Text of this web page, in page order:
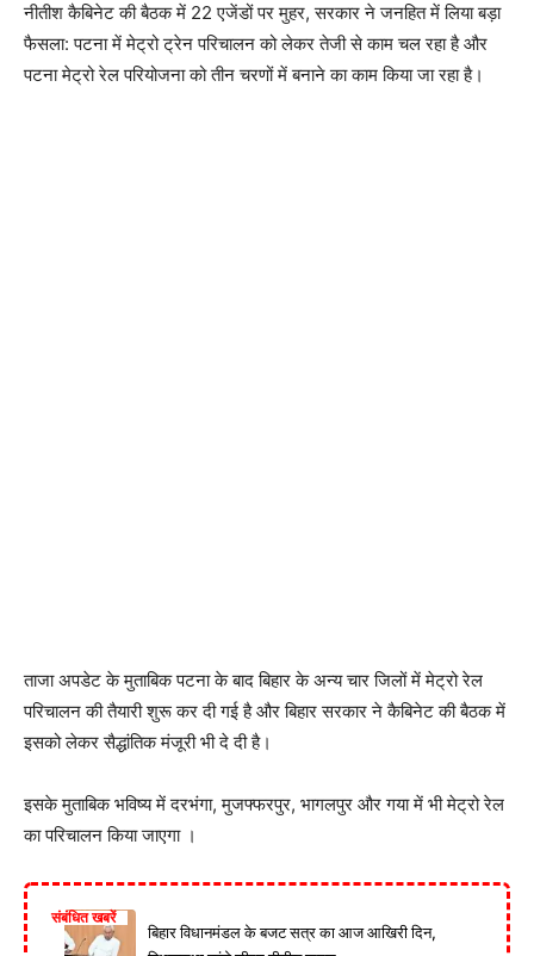
नीतीश कैबिनेट की बैठक में 22 एजेंडों पर मुहर, सरकार ने जनहित में लिया बड़ा
फैसला: पटना में मेट्रो ट्रेन परिचालन को लेकर तेजी से काम चल रहा है और
पटना मेट्रो रेल परियोजना को तीन चरणों में बनाने का काम किया जा रहा है।
ताजा अपडेट के मुताबिक पटना के बाद बिहार के अन्य चार जिलों में मेट्रो रेल
परिचालन की तैयारी शुरू कर दी गई है और बिहार सरकार ने कैबिनेट की बैठक में
इसको लेकर सैद्धांतिक मंजूरी भी दे दी है।
इसके मुताबिक भविष्य में दरभंगा, मुजफ्फरपुर, भागलपुर और गया में भी मेट्रो रेल
का परिचालन किया जाएगा ।
संबंधित खबरें
बिहार विधानमंडल के बजट सत्र का आज आखिरी दिन,